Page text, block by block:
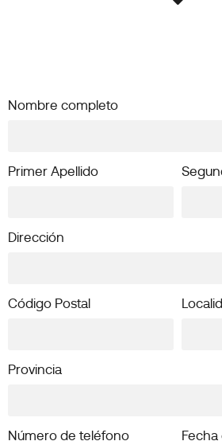
Nombre completo
Primer Apellido
Dirección
Código Postal
Provincia
Número de teléfono